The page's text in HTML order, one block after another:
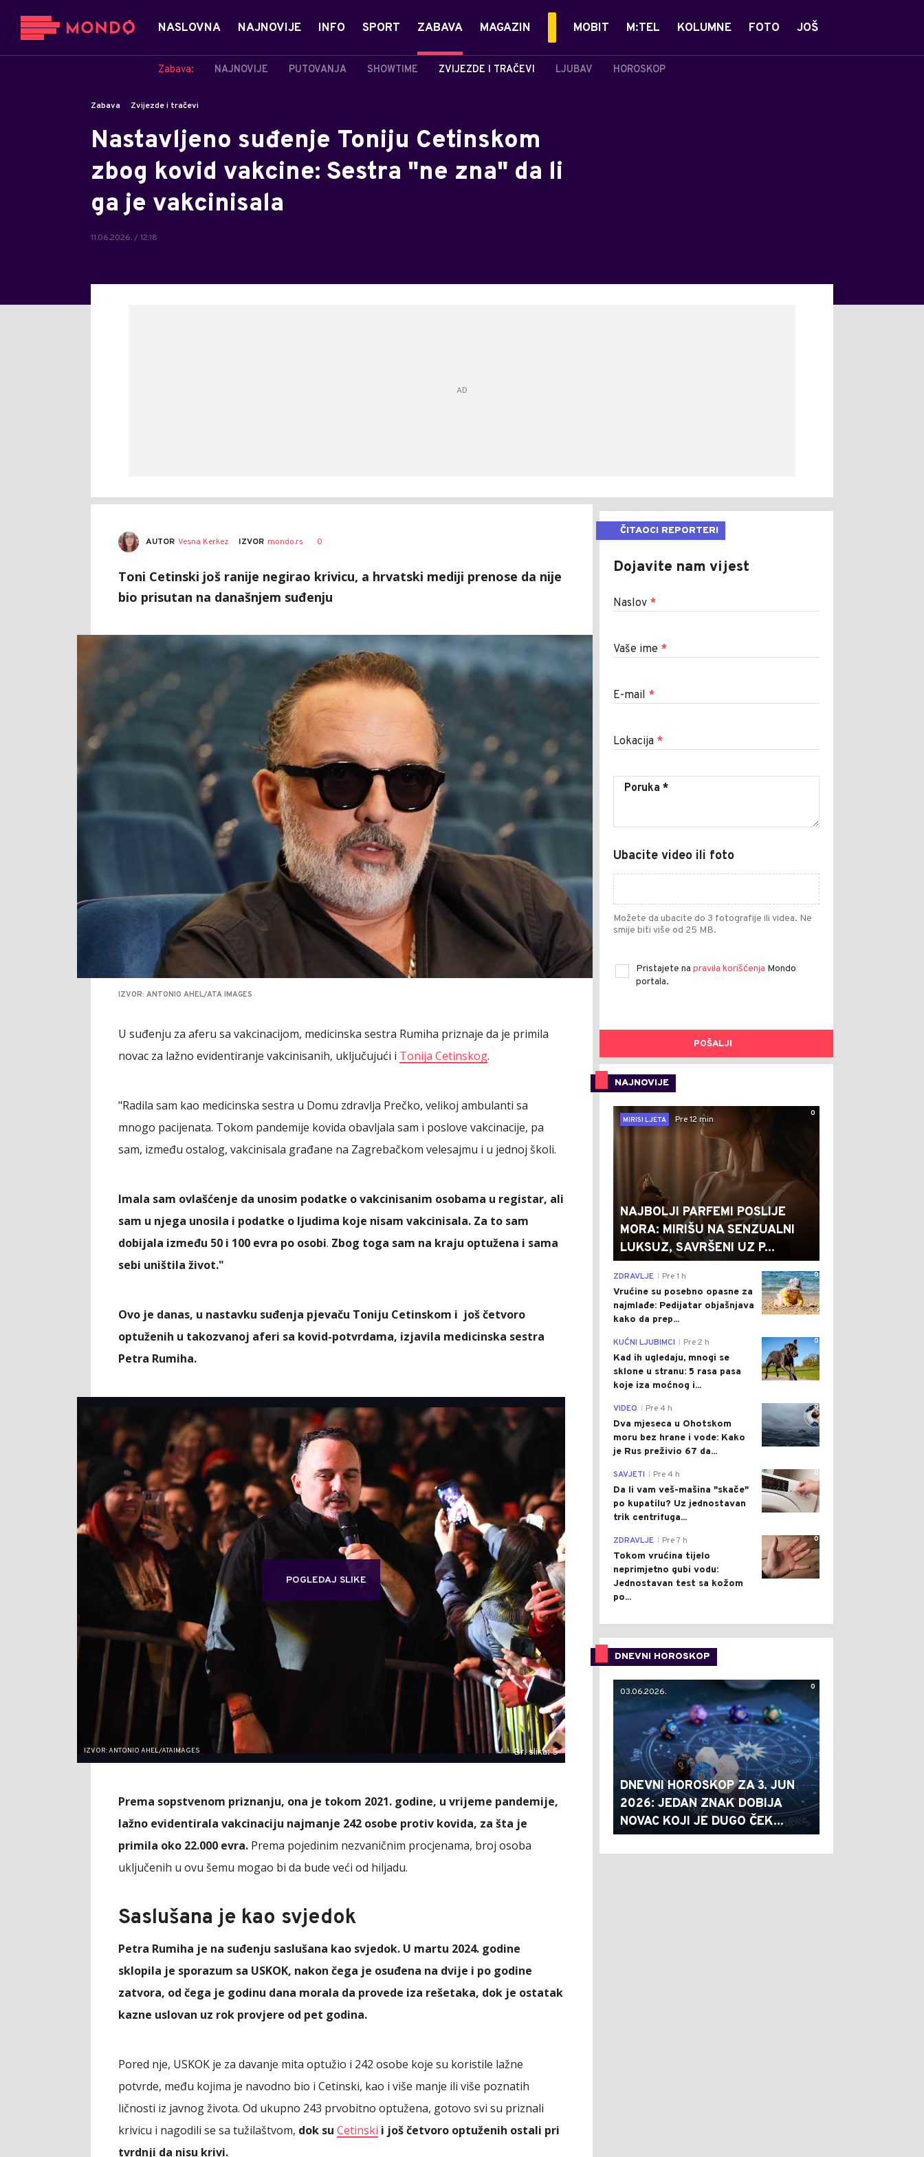
NASLOVNA NAJNOVIJE INFO SPORT ZABAVA
Zabava: NAJNOVIJE PUTOVANJA SHOWTIME ZVIJEZDE I TRAČEVI LJUBAV HOROSKOP
MAGAZIN MOBIT M:TEL KOLUMNE FOTO JOŠ
Zabava Zvijezde i tračevi
Nastavljeno suđenje Toniju Cetinskom
zbog kovid vakcine: Sestra "ne zna" da li
ga je vakcinisala
11.06.2026. / 12:18
AUTOR Vesna Kerkez IZVOR mondo.rs 0
Toni Cetinski još ranije negirao krivicu, a hrvatski mediji prenose da nije
bio prisutan na današnjem suđenju
IZVOR: ANTONIO AHEL/ATA IMAGES
U suđenju za aferu sa vakcinacijom, medicinska sestra Rumiha priznaje da je primila
novac za lažno evidentiranje vakcinisanih, uključujući i Tonija Cetinskog.
"Radila sam kao medicinska sestra u Domu zdravlja Prečko, velikoj ambulanti sa
mnogo pacijenata. Tokom pandemije kovida obavljala sam i poslove vakcinacije, pa
sam, između ostalog, vakcinisala građane na Zagrebačkom velesajmu i u jednoj školi.
Imala sam ovlašćenje da unosim podatke o vakcinisanim osobama u registar, ali
sam u njega unosila i podatke o ljudima koje nisam vakcinisala. Za to sam
dobijala između 50 i 100 evra po osobi. Zbog toga sam na kraju optužena i sama
sebi uništila život."
Ovo je danas, u nastavku suđenja pjevaču Toniju Cetinskom i još četvoro
optuženih u takozvanoj aferi sa kovid-potvrdama, izjavila medicinska sestra
Petra Rumiha.
POGLEDAJ SLIKE
IZVOR: ANTONIO AHEL/ATAIMAGES Br. slika: 5
Prema sopstvenom priznanju, ona je tokom 2021. godine, u vrijeme pandemije,
lažno evidentirala vakcinaciju najmanje 242 osobe protiv kovida, za šta je
primila oko 22.000 evra. Prema pojedinim nezvaničnim procjenama, broj osoba
uključenih u ovu šemu mogao bi da bude veći od hiljadu.
Saslušana je kao svjedok
Petra Rumiha je na suđenju saslušana kao svjedok. U martu 2024. godine
sklopila je sporazum sa USKOK, nakon čega je osuđena na dvije i po godine
zatvora, od čega je godinu dana morala da provede iza rešetaka, dok je ostatak
kazne uslovan uz rok provjere od pet godina.
Pored nje, USKOK je za davanje mita optužio i 242 osobe koje su koristile lažne
potvrde, među kojima je navodno bio i Cetinski, kao i više manje ili više poznatih
ličnosti iz javnog života. Od ukupno 243 prvobitno optužena, gotovo svi su priznali
krivicu i nagodili se sa tužilaštvom, dok su Cetinski i još četvoro optuženih ostali pri
tvrdnji da nisu krivi.
ČITAOCI REPORTERI
Dojavite nam vijest
Naslov *
Vaše ime *
E-mail *
Lokacija *
Ubacite video ili foto
Možete da ubacite do 3 fotografije ili videa. Ne
smije biti više od 25 MB.
Pristajete na pravila korišćenja Mondo
portala.
POŠALJI
NAJNOVIJE
0
MIRISI LJETA
Pre 12 min
NAJBOLJI PARFEMI POSLIJE
MORA: MIRIŠU NA SENZUALNI
LUKSUZ, SAVRŠENI UZ P...
0
ZDRAVLJE Pre 1 h
Vrućine su posebno opasne za
najmlađe: Pedijatar objašnjava
kako da prep...
0
KUĆNI LJUBIMCI Pre 2 h
Kad ih ugledaju, mnogi se
sklone u stranu: 5 rasa pasa
koje iza moćnog i...
0
VIDEO Pre 4 h
Dva mjeseca u Ohotskom
moru bez hrane i vode: Kako
je Rus preživio 67 da...
0
SAVJETI Pre 4 h
Da li vam veš-mašina "skače"
po kupatilu? Uz jednostavan
trik centrifuga...
0
ZDRAVLJE Pre 7 h
Tokom vrućina tijelo
neprimjetno gubi vodu:
Jednostavan test sa kožom
po...
DNEVNI HOROSKOP
0
03.06.2026.
DNEVNI HOROSKOP ZA 3. JUN
2026: JEDAN ZNAK DOBIJA
NOVAC KOJI JE DUGO ČEK...